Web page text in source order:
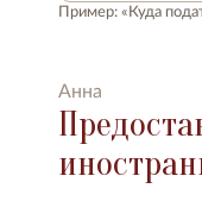
Пример: «Куда
Анна